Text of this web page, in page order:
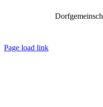
Page load link